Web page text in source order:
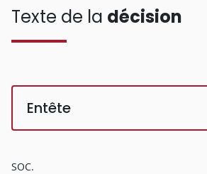
Texte de la décision
Entête
SOC.